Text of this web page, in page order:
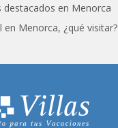
en Menorca
en Menorca, ¿qué visitar?